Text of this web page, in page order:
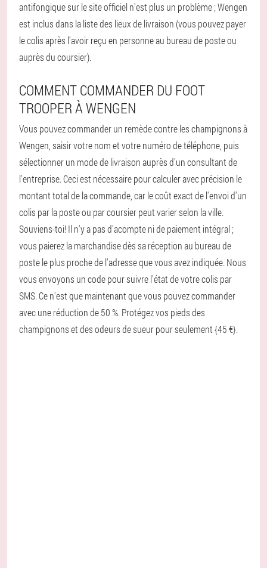
antifongique sur le site officiel n'est plus un problème ; Wengen
est inclus dans la liste des lieux de livraison (vous pouvez payer
le colis après l'avoir reçu en personne au bureau de poste ou
auprès du coursier).
COMMENT COMMANDER DU FOOT
TROOPER À WENGEN
Vous pouvez commander un remède contre les champignons à
Wengen, saisir votre nom et votre numéro de téléphone, puis
sélectionner un mode de livraison auprès d'un consultant de
l'entreprise. Ceci est nécessaire pour calculer avec précision le
montant total de la commande, car le coût exact de l'envoi d'un
colis par la poste ou par coursier peut varier selon la ville.
Souviens-toi! Il n'y a pas d'acompte ni de paiement intégral ;
vous paierez la marchandise dès sa réception au bureau de
poste le plus proche de l'adresse que vous avez indiquée. Nous
vous envoyons un code pour suivre l'état de votre colis par
SMS. Ce n'est que maintenant que vous pouvez commander
avec une réduction de 50 %. Protégez vos pieds des
champignons et des odeurs de sueur pour seulement {45 €}.